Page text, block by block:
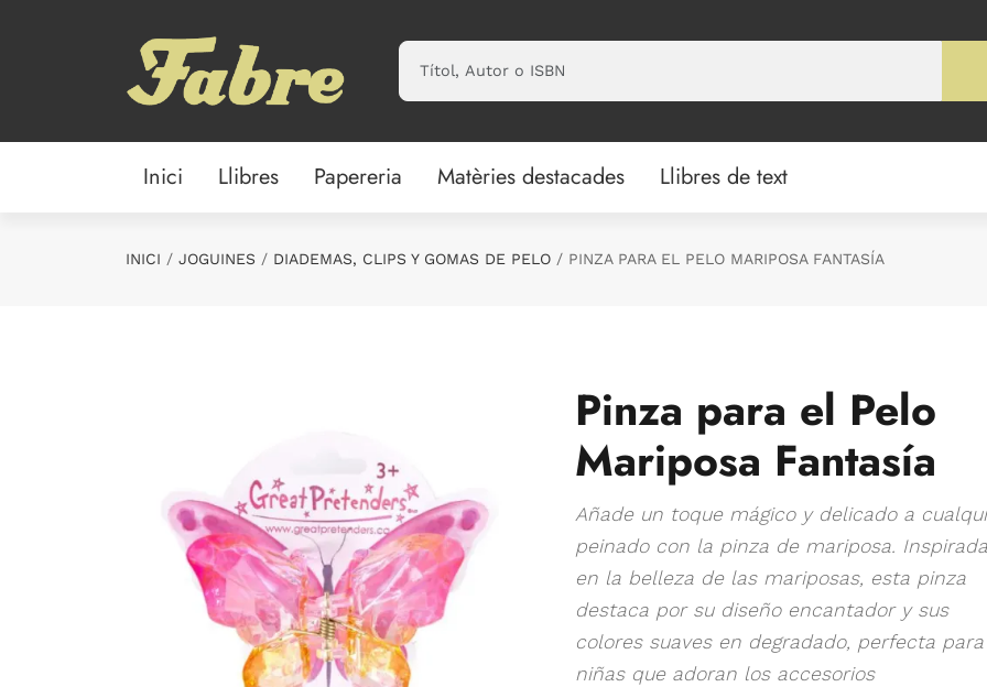
Inici Llibres Papereria Matèries destacades Llibres de text
INICI JOGUINES DIADEMAS, CLIPS Y GOMAS DE PELO PINZA PARA EL PELO MARIPOSA FANTASÍA
Pinza para el Pelo
Mariposa Fantasía
Añade un toque mágico y delicado a
peinado con la pinza de mariposa. Inspirada
en la belleza de las mariposas, esta pinza
destaca por su diseño encantador y sus
colores suaves en degradado, perfecta para
niñas que adoran los accesorios